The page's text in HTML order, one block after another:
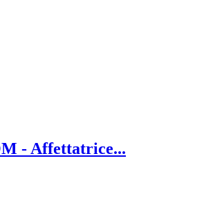
- Affettatrice...